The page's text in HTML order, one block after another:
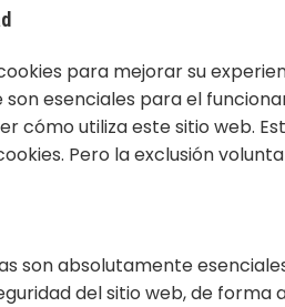
para mejorar su
son esenciales para el
cómo utiliza este sitio web.
Pero la exclusión
son absolutamente
del sitio web, de forma